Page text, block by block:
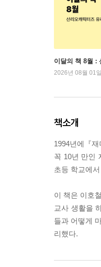
이달의 책 8월 :
2026년 08월 01
책소개
1994년에『
꼭 10년 만인
초등 학교에
이 책은 이호
교사 생활을
들과 어떻게
리했다.